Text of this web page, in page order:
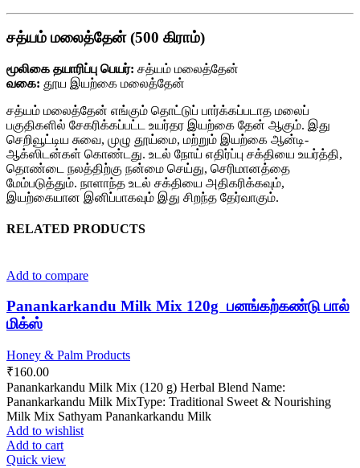
சத்யம் மலைத்தேன் (500 கிராம்)
மூலிகை தயாரிப்பு பெயர்: சத்யம் மலைத்தேன்
வகை: தூய இயற்கை மலைத்தேன்
சத்யம் மலைத்தேன் எங்கும் தொட்டுப் பார்க்கப்படாத மலைப்
பகுதிகளில் சேகரிக்கப்பட்ட உயர்தர இயற்கை தேன் ஆகும். இது
செறிவூட்டிய சுவை, முழு தூய்மை, மற்றும் இயற்கை ஆன்டி-
ஆக்ஸிடன்கள் கொண்டது. உடல் நோய் எதிர்ப்பு சக்தியை உயர்த்தி,
தொண்டை நலத்திற்கு நன்மை செய்து, செரிமானத்தை
மேம்படுத்தும். நாளாந்த உடல் சக்தியை அதிகரிக்கவும்,
இயற்கையான இனிப்பாகவும் இது சிறந்த தேர்வாகும்.
RELATED PRODUCTS
Add to compare
Panankarkandu Milk Mix 120g பனங்கற்கண்டு பால்
மிக்ஸ்
Honey & Palm Products
₹160.00
Panankarkandu Milk Mix (120 g) Herbal Blend Name:
Panankarkandu Milk MixType: Traditional Sweet & Nourishing
Milk Mix Sathyam Panankarkandu Milk
Add to wishlist
Add to cart
Quick view